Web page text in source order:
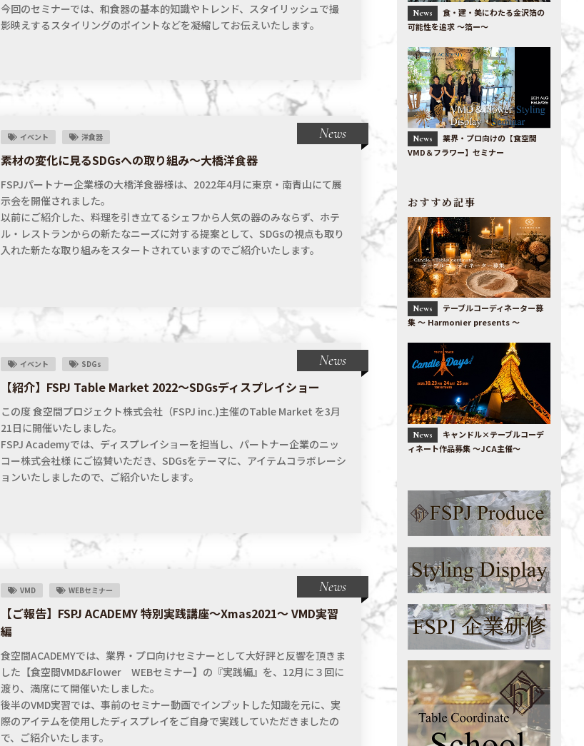
今回のセミナーでは、和食器の基本的知識やトレンド、スタイリッシュで撮
影映えするスタイリングのポイントなどを凝縮してお伝えいたします。
イベント 洋食器
News
素材の変化に見るSDGsへの取り組み〜大橋洋食器
FSPJパートナー企業様の大橋洋食器様は、2022年4月に東京・南青山にて展
示会を開催されました。
以前にご紹介した、料理を引き立てるシェフから人気の器のみならず、ホテ
ル・レストランからの新たなニーズに対する提案として、SDGsの視点も取り
入れた新たな取り組みをスタートされていますのでご紹介いたします。
イベント SDGs
News
【紹介】FSPJ Table Market 2022〜SDGsディスプレイショー
この度 食空間プロジェクト株式会社（FSPJ inc.)主催のTable Market を3月
21日に開催いたしました。
FSPJ Academyでは、ディスプレイショーを担当し、パートナー企業のニッ
コー株式会社様 にご協賛いただき、SDGsをテーマに、アイテムコラボレーシ
ョンいたしましたので、ご紹介いたします。
VMD WEBセミナー
News
【ご報告】FSPJ ACADEMY 特別実践講座〜Xmas2021〜 VMD実習
編
食空間ACADEMYでは、業界・プロ向けセミナーとして大好評と反響を頂きま
した【食空間VMD&Flower WEBセミナー】の『実践編』を、12月に３回に
渡り、満席にて開催いたしました。
後半のVMD実習では、事前のセミナー動画でインプットした知識を元に、実
際のアイテムを使用したディスプレイをご自身で実践していただきましたの
で、ご紹介いたします。
News
食・建・美にわたる金沢箔の
可能性を追求 〜箔ー〜
News
業界・プロ向けの【食空間
VMD＆フラワー】セミナー
おすすめ記事
News
テーブルコーディネーター募
集 〜 Harmonier presents 〜
News
キャンドル×テーブルコーデ
ィネート作品募集 ～JCA主催～